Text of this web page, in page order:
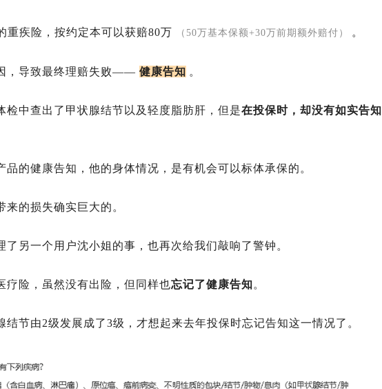
重疾险，按约定本可以获赔80万 （50万基本保额+30万前期额外赔付） 。
，导致最终理赔失败—— 健康告知 。
检中查出了甲状腺结节以及轻度脂肪肝，但是在投保时，却没有如实告知
品的健康告知，他的身体情况，是有机会可以标体承保的。
的损失确实巨大的。
了另一个用户沈小姐的事，也再次给我们敲响了警钟。
疗险，虽然没有出险，但同样也忘记了健康告知。
结节由2级发展成了3级，才想起来去年投保时忘记告知这一情况了。